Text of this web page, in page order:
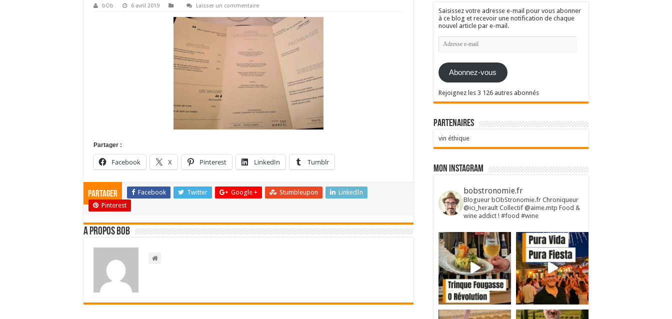
bOb 6 avril 2019 Laisser un commentaire
Partager :
Facebook X Pinterest LinkedIn Tumblr
Partager Facebook Twitter Google + Stumbleupon
LinkedIn
Pinterest
A propos bOb
Saisissez votre adresse e-mail pour vous abonner
à ce blog et recevoir une notification de chaque
nouvel article par e-mail.
Adresse
e-
Abonnez-vous
Rejoignez les 3 126 autres abonnés
Partenaires
vin éthique
Mon Instagram
bobstronomie.fr
Blogueur bObStronomie.fr Chroniqueur
@ici_herault Collectif @aime.mtp Food &
wine addict ! #food #wine